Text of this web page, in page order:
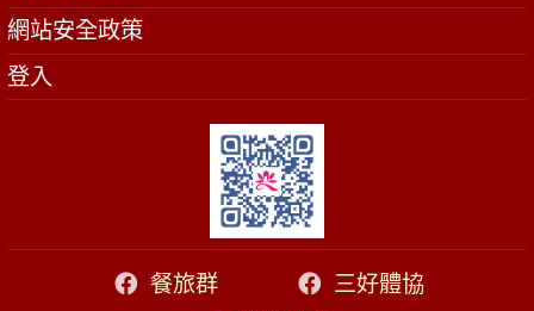
網站安全政策
登入
餐旅群
三好體協